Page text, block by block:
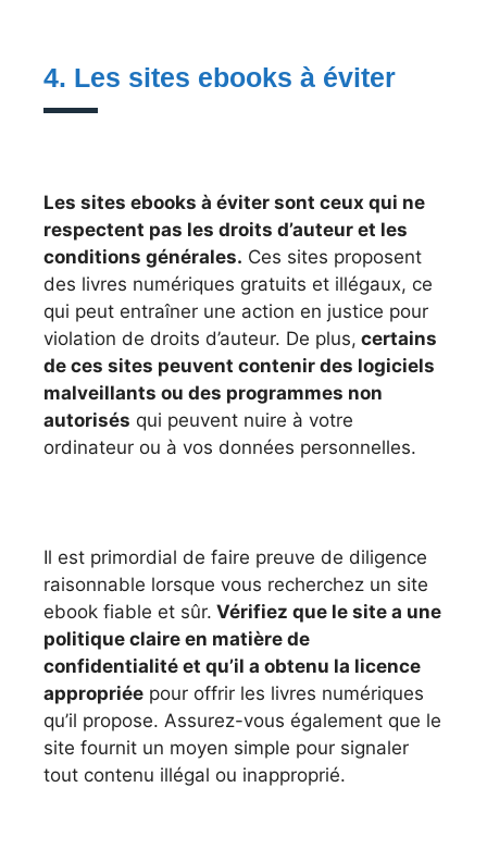
4. Les sites ebooks à éviter
Les sites ebooks à éviter sont ceux qui ne
respectent pas les droits d’auteur et les
conditions générales. Ces sites proposent
des livres numériques gratuits et illégaux, ce
qui peut entraîner une action en justice pour
violation de droits d’auteur. De plus, certains
de ces sites peuvent contenir des logiciels
malveillants ou des programmes non
autorisés qui peuvent nuire à votre
ordinateur ou à vos données personnelles.
Il est primordial de faire preuve de diligence
raisonnable lorsque vous recherchez un site
ebook fiable et sûr. Vérifiez que le site a une
politique claire en matière de
confidentialité et qu’il a obtenu la licence
appropriée pour offrir les livres numériques
qu’il propose. Assurez-vous également que le
site fournit un moyen simple pour signaler
tout contenu illégal ou inapproprié.